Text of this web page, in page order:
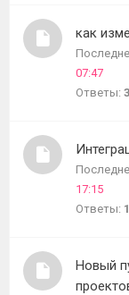
как
07:47
Ответы: 3
17:15
Ответы: 1
Новый